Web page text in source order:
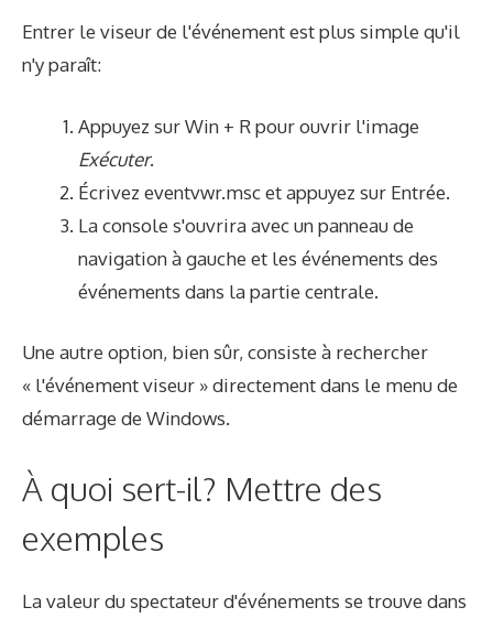
Entrer le viseur de l'événement est plus simple qu'il
n'y paraît:
Appuyez sur Win + R pour ouvrir l'image
Exécuter.
Écrivez eventvwr.msc et appuyez sur Entrée.
La console s'ouvrira avec un panneau de
navigation à gauche et les événements des
événements dans la partie centrale.
Une autre option, bien sûr, consiste à rechercher
« l'événement viseur » directement dans le menu de
démarrage de Windows.
À quoi sert-il? Mettre des
exemples
La valeur du spectateur d'événements se trouve dans